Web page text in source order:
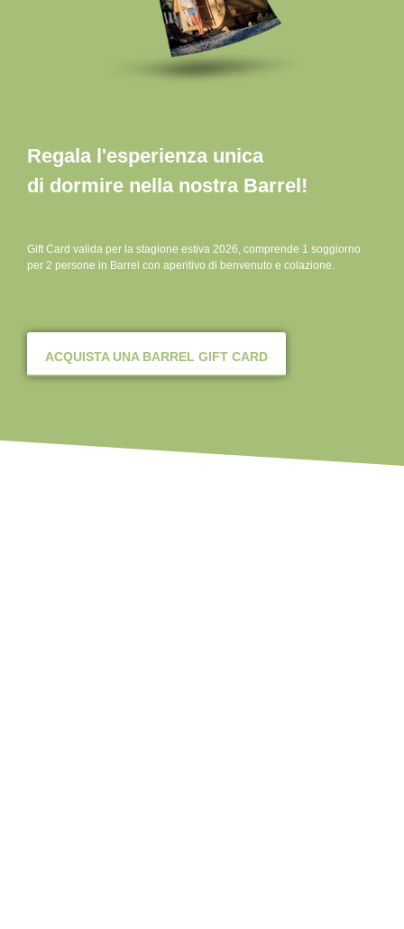
Regala l'esperienza unica
di dormire nella nostra Barrel!
Gift Card valida per la stagione estiva 2026, comprende 1 soggiorno
per 2 persone in Barrel con aperitivo di benvenuto e colazione.
ACQUISTA UNA BARREL GIFT CARD